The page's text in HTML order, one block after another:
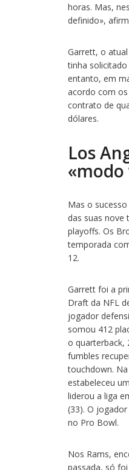
horas. Mas,
definido»,
Garrett, o
tinha
entanto, em
acordo com
contrato de
dólares.
Los
«modo
Mas o
das suas nove
playoffs. Os
temporada
12.
Garrett foi a
Draft da NFL
jogador
somou 412
o quarterback,
fumbles
touchdown.
estabeleceu
liderou a liga
(33). O
no Pro Bowl.
Nos Rams,
passada, só